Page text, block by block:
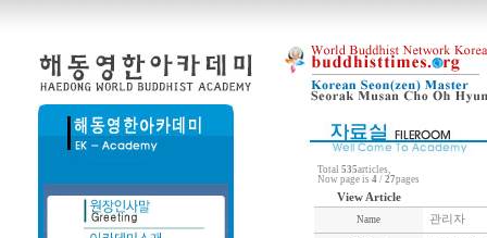
Total 535articles,
Now page is 4 / 27pages
View Article
Name 관리자